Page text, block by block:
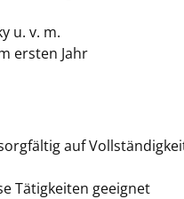
u. v. m.
ersten Jahr
auf
Tätigkeiten geeignet